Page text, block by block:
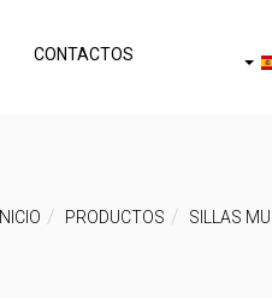
CONTACTOS
INICIO PRODUCTOS SILLAS